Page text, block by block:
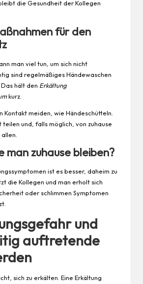
die Gesundheit der Kollegen
für den
man viel tun, um sich nicht
sind regelmäßiges Händewaschen
hält den Erkältung
kurz.
Kontakt meiden, wie Händeschütteln.
und, falls möglich, von zuhause
man zuhause bleiben?
ist es besser, daheim zu
die Kollegen und man erholt sich
oder schlimmen Symptomen
und
auftretende
sich zu erkälten. Eine Erkältung